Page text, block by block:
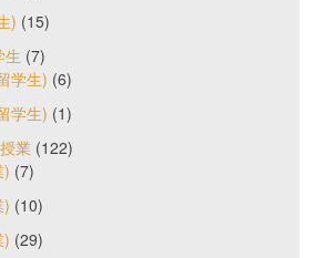
) (15)
生 (7)
学生) (6)
学生) (1)
業 (122)
) (7)
) (10)
) (29)